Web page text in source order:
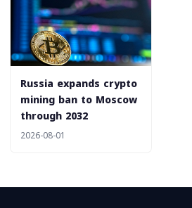
Russia expands crypto
mining ban to Moscow
through 2032
2026-08-01